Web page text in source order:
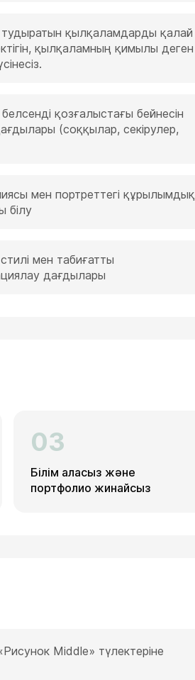
тудыратын қылқаламдарды қалай
қылқаламның қимылы деген
қозғалыстағы бейнесін
(соққылар, секірулер,
мен портреттегі құрылымдық
білу
мен табиғатты
дағдылары
03
Білім аласыз және
портфолио жинайсыз
Middle» түлектеріне